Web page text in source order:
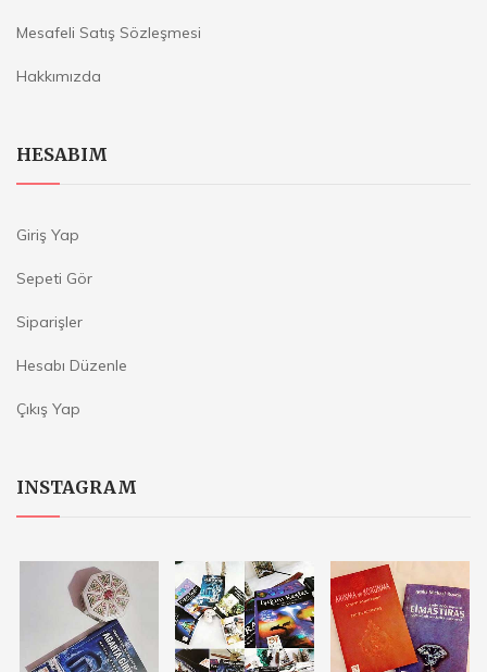
Mesafeli Satış Sözleşmesi
Hakkımızda
HESABIM
Giriş Yap
Sepeti Gör
Siparişler
Hesabı Düzenle
Çıkış Yap
INSTAGRAM